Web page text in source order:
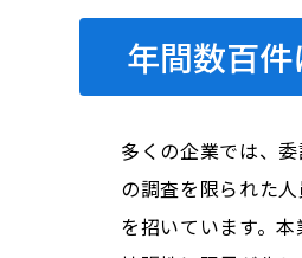
年間数百
多くの企業では、
の調査を限られた
を招いています。